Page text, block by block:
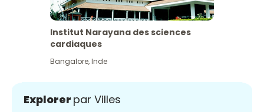
Institut Narayana des sciences
cardiaques
Bangalore,Inde
Explorer par Villes